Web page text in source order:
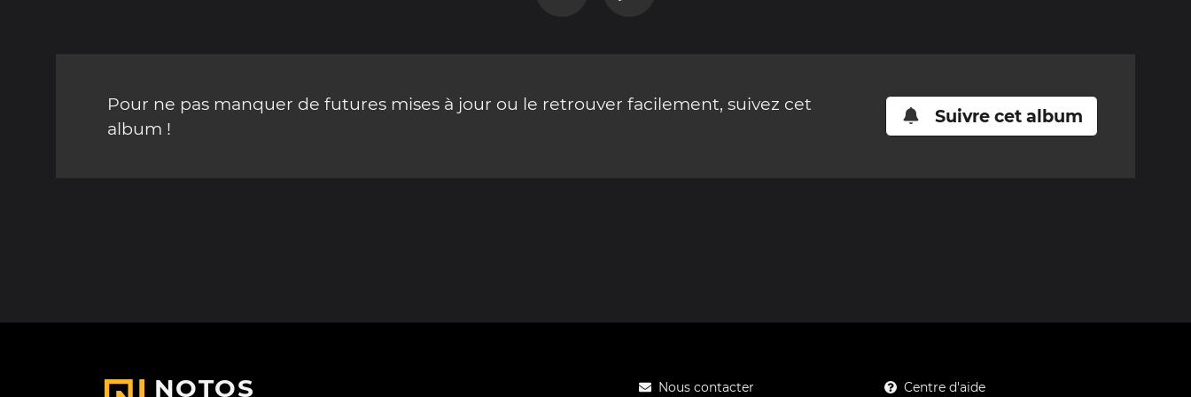
Pour ne pas manquer de futures mises à jour ou le retrouver facilement, suivez cet
album !
Suivre cet album
NOTOS Nous contacter Centre d'aide